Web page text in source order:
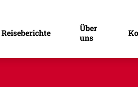
Reiseberichte
Über
uns